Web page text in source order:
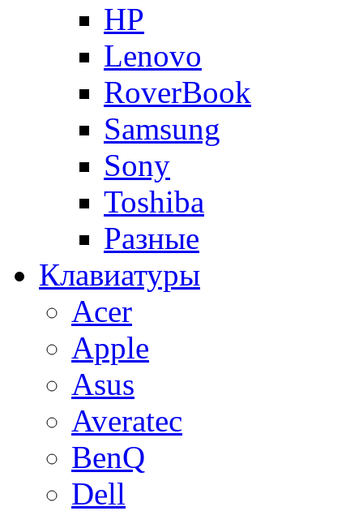
HP
Lenovo
RoverBook
Samsung
Sony
Toshiba
Разные
Клавиатуры
Acer
Apple
Asus
Averatec
BenQ
Dell